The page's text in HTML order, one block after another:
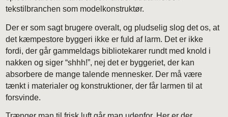
tekstilbranchen som modelkonstruktør.
Der er som sagt brugere overalt, og pludselig slog det os, at
det kæmpestore byggeri ikke er fuld af larm. Det er ikke
fordi, der går gammeldags bibliotekarer rundt med knold i
nakken og siger “shhh!”, nej det er byggeriet, der kan
absorbere de mange talende mennesker. Der må være
tænkt i materialer og konstruktioner, der får larmen til at
forsvinde.